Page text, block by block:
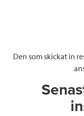
Den som skickat in